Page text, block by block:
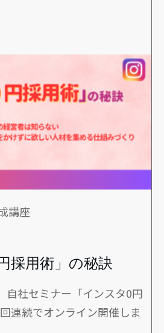
講座
採用術」の秘訣
自社セミナー「インスタ0円
連続でオンライン開催しま